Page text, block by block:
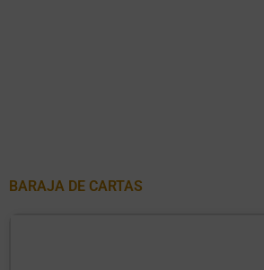
BARAJA DE CARTAS